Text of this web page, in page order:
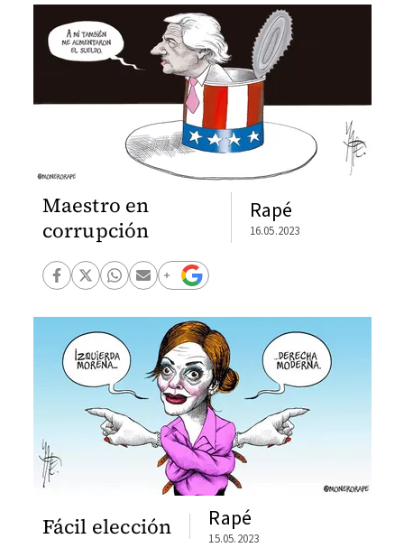
Maestro en
corrupción
Rapé
16.05.2023
Fácil elección Rapé
15.05.2023